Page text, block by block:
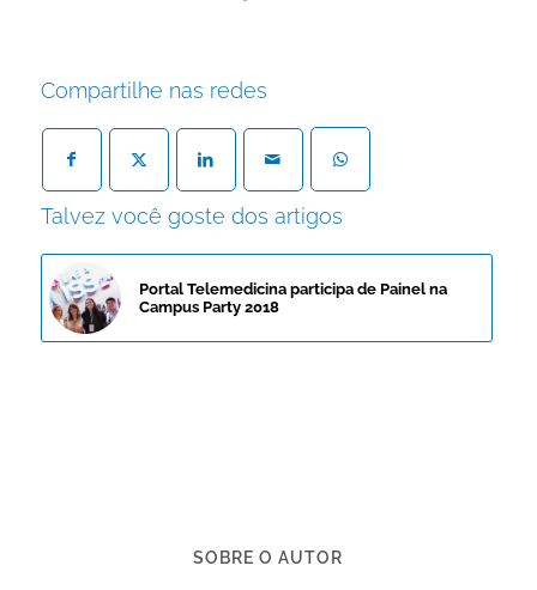
Compartilhe nas redes
Talvez você goste dos artigos
Portal Telemedicina participa de Painel na
Campus Party 2018
SOBRE O AUTOR